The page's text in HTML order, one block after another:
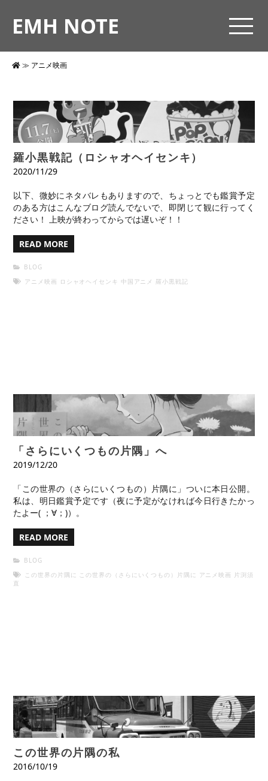
EMH NOTE
≫ アニメ映画
羅小黒戦記（ロシャオヘイセンキ）
2020/11/29
以下、微妙にネタバレもありますので、ちょっとでも鑑賞予定
のある方はこんなブログ読んでないで、即閉じて観に行ってく
ださい！ 上映が終わってからでは遅いぞ！！
READ MORE
BLOG
アニメ映画 ロシャオヘイセンキ 中国アニメ 羅小黒戦記
「さらにいくつもの片隅」へ
2019/12/20
「この世界の（さらにいくつもの）片隅に」ついに本日公開。
私は、明日鑑賞予定です（夜に予定がなければ今日行きたかっ
たよー( ；∀；)）。
READ MORE
BLOG
この世界の片隅に この世界の（さらにいくつもの）片隅に アニメ映画 片渕須
直
この世界の片隅の私
2016/10/19